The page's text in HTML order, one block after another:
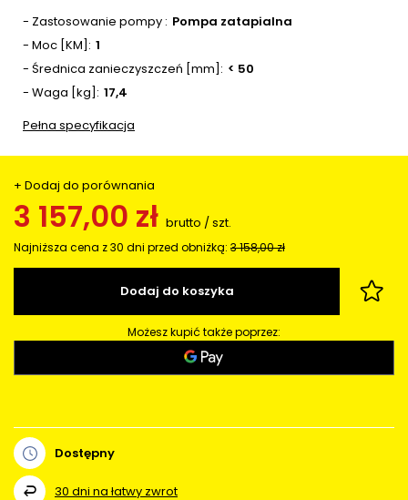
- Zastosowanie pompy
Pompa zatapialna
- Moc [KM] 1
- Średnica zanieczyszczeń [mm]
< 50
- Waga [kg] 17,4
Pełna specyfikacja
+ Dodaj do porównania
3 157,00 zł brutto /szt.
Najniższa cena z 30 dni przed obniżką: 3 158,00 zł
Dodaj do koszyka
Możesz kupić także poprzez:
Dostępny
30 dni na łatwy zwrot